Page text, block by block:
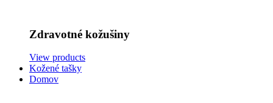
Zdravotné kožušiny
View products
Kožené tašky
Domov